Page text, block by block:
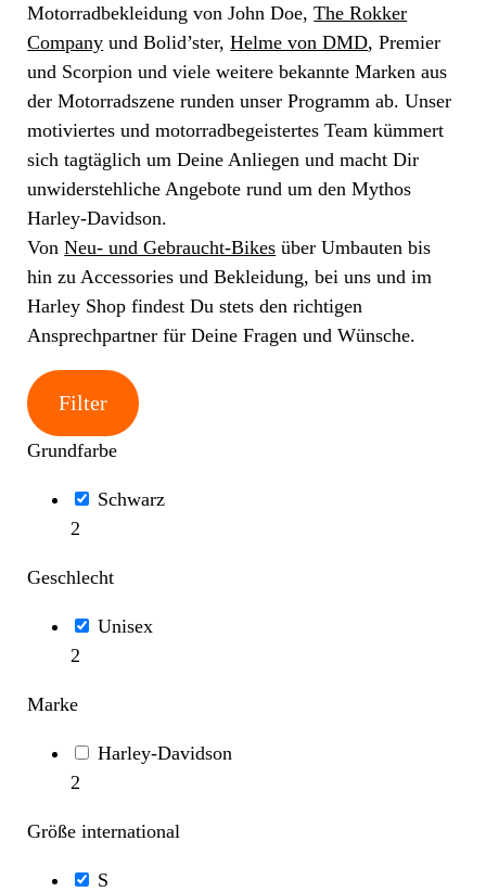
Motorradbekleidung von John Doe,The Rokker
Company und Bolid’ster,Helme von DMD, Premier
und Scorpion und viele weitere bekannte Marken aus
der Motorradszene runden unser Programm ab. Unser
motiviertes und motorradbegeistertes Team kümmert
sich tagtäglich um Deine Anliegen und macht Dir
unwiderstehliche Angebote rund um den Mythos
Harley-Davidson.
VonNeu- und Gebraucht-Bikes über Umbauten bis
hin zu Accessories und Bekleidung, bei uns und im
Harley Shop findest Du stets den richtigen
Ansprechpartner für Deine Fragen und Wünsche.
Filter
Grundfarbe
Schwarz
2
Geschlecht
Unisex
2
Marke
Harley-Davidson
2
Größe international
S